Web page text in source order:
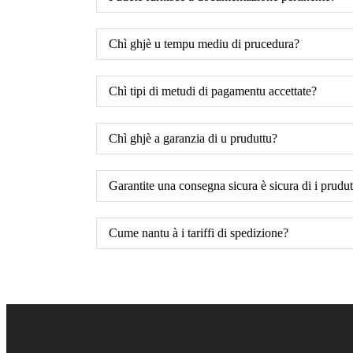
Chì ghjè u tempu mediu di prucedura?
Chì tipi di metudi di pagamentu accettate?
Chì ghjè a garanzia di u pruduttu?
Garantite una consegna sicura è sicura di i
Cume nantu à i tariffi di spedizione?